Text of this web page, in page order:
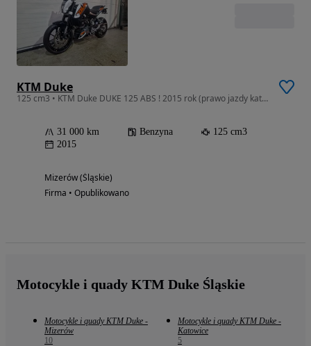
KTM Duke
125 cm3 • KTM Duke DUKE 125 ABS ! 2015 rok (prawo jazdy kat B RATY !POZ KAT 112
31 000 km Benzyna
125 cm3
2015
Mizerów (Śląskie)
Firma • Opublikowano
Motocykle i quady KTM Duke Śląskie
Motocykle i quady KTM Duke -
Mizerów
10
Motocykle i quady KTM Duke -
Katowice
5